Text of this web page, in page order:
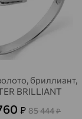
бриллиант,
BRILLIANT
₽ 85 444₽